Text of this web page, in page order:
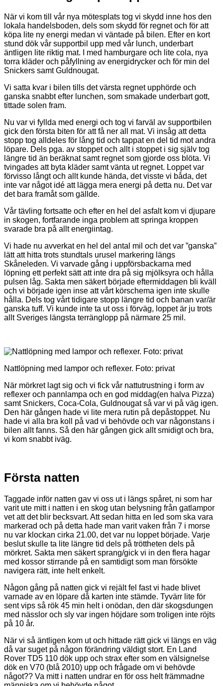
När vi kom till vår nya mötesplats tog vi skydd inne hos den
lokala handelsboden, dels som skydd för regnet och för att
köpa lite ny energi medan vi väntade på bilen. Efter en kort
stund dök vår supportbil upp med vår lunch, underbart
äntligen lite riktig mat. I med hamburgare och lite cola, nya
torra kläder och påfyllning av energidrycker och för min del
Snickers samt Guldnougat.
Vi satta kvar i bilen tills det värsta regnet upphörde och
ganska snabbt efter lunchen, som smakade underbart gott,
tittade solen fram.
Nu var vi fyllda med energi och tog vi farväl av supportbilen
gick den första biten för att få ner all mat. Vi insåg att detta
stopp tog alldeles för lång tid och tappat en del tid mot andra
löpare. Dels pga. av stoppet och allt i stoppet i sig själv tog
längre tid än beräknat samt regnet som gjorde oss blöta. Vi
tvingades att byta kläder samt vänta ut regnet. Loppet var
förvisso långt och allt kunde hända, det visste vi båda, det
inte var något idé att lägga mera energi på detta nu. Det var
det bara framåt som gällde.
Vår tävling fortsatte och efter en hel del asfalt kom vi djupare
in skogen, fortfarande inga problem att springa kroppen
svarade bra på allt energiintag.
Vi hade nu avverkat en hel del antal mil och det var ”ganska”
lätt att hitta trots stundtals urusel markering längs
Skåneleden. Vi varvade gång i uppförsbackarna med
löpning ett perfekt sätt att inte dra på sig mjölksyra och hålla
pulsen låg. Sakta men säkert började eftermiddagen bli kväll
och vi började igen inse att vårt körschema igen inte skulle
hålla. Dels tog vårt tidigare stopp längre tid och banan var/är
ganska tuff. Vi kunde inte ta ut oss i förväg, loppet är ju trots
allt Sveriges längsta terränglopp på närmare 25 mil.
Nattlöpning med lampor och reflexer. Foto: privat
När mörkret lagt sig och vi fick vår nattutrustning i form av
reflexer och pannlampa och en god middag(en halva Pizza)
samt Snickers, Coca-Cola, Guldnougat så var vi på väg igen.
Den här gången hade vi lite mera rutin på depåstoppet. Nu
hade vi alla bra koll på vad vi behövde och var någonstans i
bilen allt fanns. Så den här gången gick allt smidigt och bra,
vi kom snabbt iväg.
Första natten
Taggade inför natten gav vi oss ut i längs spåret, ni som har
varit ute mitt i natten i en skog utan belysning från gatlampor
vet att det blir becksvart. Att sedan hitta en led som ska vara
markerad och på detta hade man varit vaken från 7 i morse
nu var klockan cirka 21.00, det var nu loppet började. Varje
beslut skulle ta lite längre tid dels på tröttheten dels på
mörkret. Sakta men säkert sprang/gick vi in den flera hagar
med kossor stirrande på en samtidigt som man försökte
navigera rätt, inte helt enkelt.
Någon gång på natten gick vi rejält fel fast vi hade blivet
varnade av en löpare då karten inte stämde. Tyvärr lite för
sent vips så rök 45 min helt i onödan, den där skogsdungen
med nässlor och sly var ingen höjdare som troligen inte röjts
på 10 år.
När vi så äntligen kom ut och hittade rätt gick vi längs en väg
då var suget på någon förändring väldigt stort. En Land
Rover TD5 110 dök upp och strax efter som en välsignelse
dök en V70 (blå 2010) upp och frågade om vi behövde
något?? Va mitt i natten undrar en för oss helt främmadne